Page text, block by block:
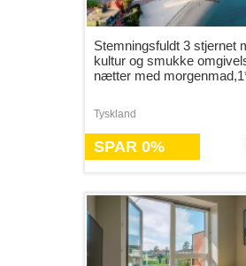
Stemningsfuldt 3 stjernet
kultur og smukke
nætter med
Tyskland
SPAR 0%